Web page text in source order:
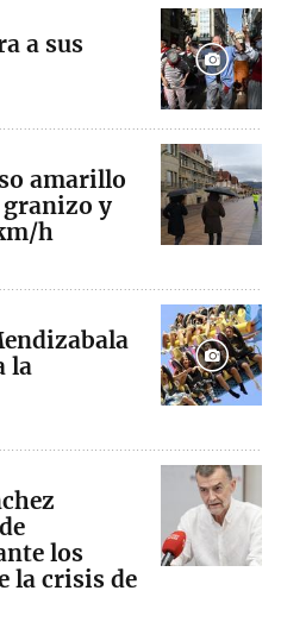
a sus
amarillo
y
h
la
los
la crisis de